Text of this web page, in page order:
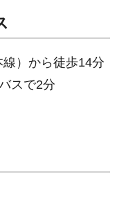
）から徒歩14分
スで2分